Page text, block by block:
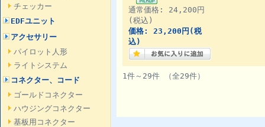
チェッカー
EDFユニット
アクセサリー
パイロット人形
ライトシステム
コネクター、コード
ゴールドコネクター
ハウジングコネクター
基板用コネクター
通常価格: 24,200円
(税込)
価格: 23,200円(税
込)
1件～29件 （全29件）